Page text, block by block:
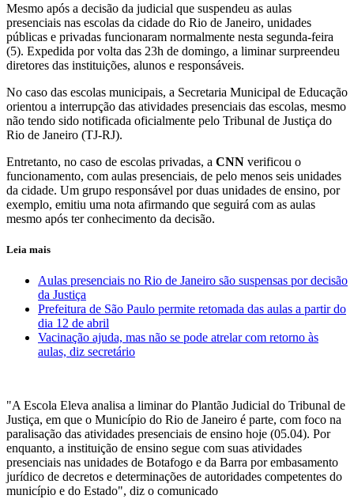
Mesmo após a decisão da judicial que suspendeu as aulas
presenciais nas escolas da cidade do Rio de Janeiro, unidades
públicas e privadas funcionaram normalmente nesta segunda-feira
(5). Expedida por volta das 23h de domingo, a liminar surpreendeu
diretores das instituições, alunos e responsáveis.
No caso das escolas municipais, a Secretaria Municipal de Educação
orientou a interrupção das atividades presenciais das escolas, mesmo
não tendo sido notificada oficialmente pelo Tribunal de Justiça do
Rio de Janeiro (TJ-RJ).
Entretanto, no caso de escolas privadas, a CNN verificou o
funcionamento, com aulas presenciais, de pelo menos seis unidades
da cidade. Um grupo responsável por duas unidades de ensino, por
exemplo, emitiu uma nota afirmando que seguirá com as aulas
mesmo após ter conhecimento da decisão.
Leia mais
Aulas presenciais no Rio de Janeiro são suspensas por decisão
da Justiça
Prefeitura de São Paulo permite retomada das aulas a partir do
dia 12 de abril
Vacinação ajuda, mas não se pode atrelar com retorno às
aulas, diz secretário
"A Escola Eleva analisa a liminar do Plantão Judicial do Tribunal de
Justiça, em que o Município do Rio de Janeiro é parte, com foco na
paralisação das atividades presenciais de ensino hoje (05.04). Por
enquanto, a instituição de ensino segue com suas atividades
presenciais nas unidades de Botafogo e da Barra por embasamento
jurídico de decretos e determinações de autoridades competentes do
município e do Estado", diz o comunicado